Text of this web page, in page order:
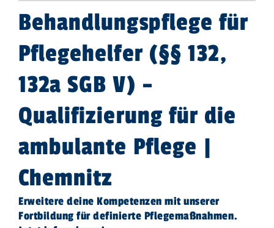
Behandlungspflege für
Pflegehelfer (§§ 132,
132a SGB V) –
Qualifizierung für die
ambulante Pflege |
Chemnitz
Erweitere deine Kompetenzen mit unserer
Fortbildung für definierte Pflegemaßnahmen.